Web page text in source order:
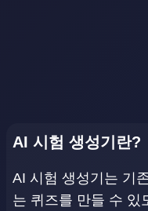
AI 시험 생성기란?
AI 시험 생성기는 기
는 퀴즈를 만들 수 있